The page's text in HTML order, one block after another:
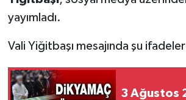
yayımladı.
Vali Yiğitbaşı mesajında şu
3 Ağustos 2026